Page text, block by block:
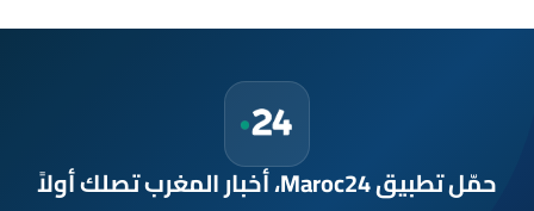
حمّل تطبيق Maroc24، أخبار المغرب تصلك أولاً